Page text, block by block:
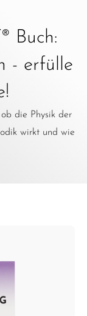
Buch:
- erfülle
die Physik der
wirkt und wie